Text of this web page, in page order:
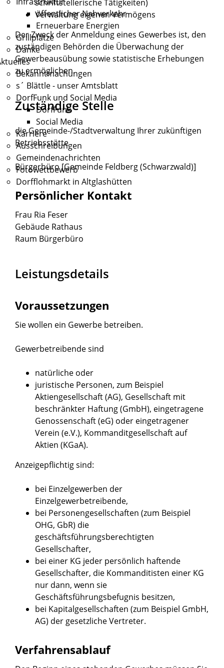
öffentlicher Nahverkehr
Erneuerbare Energien
Grillplätze
Danke
Bekanntmachungen
s´ Blättle - unser Amtsblatt
DorfFunk und Social Media
DorfFunk
Social Media
Karriere
Ausschreibungen
Gemeindenachrichten
Fotowettbewerb
Dorfflohmarkt in Altglashütten
schriftstellerische Tätigkeiten)
Verwaltung eigenen Vermögens
Der Zweck der Anmeldung eines Gewerbes ist, den
zuständigen Behörden die Überwachung der
Gewerbeausübung sowie statistische Erhebungen
zu ermöglichen.
Zuständige Stelle
die Gemeinde-/Stadtverwaltung Ihrer zukünftigen
Betriebsstätte
Bürgerbüro [Gemeinde Feldberg (Schwarzwald)]
Persönlicher Kontakt
Frau Ria Feser
Gebäude Rathaus
Raum Bürgerbüro
Leistungsdetails
Voraussetzungen
Sie wollen ein Gewerbe betreiben.
Gewerbetreibende sind
natürliche oder
juristische Personen, zum Beispiel
Aktiengesellschaft (AG), Gesellschaft mit
beschränkter Haftung (GmbH), eingetragene
Genossenschaft (eG) oder eingetragener
Verein (e.V.), Kommanditgesellschaft auf
Aktien (KGaA).
Anzeigepflichtig sind:
bei Einzelgewerben der
Einzelgewerbetreibende,
bei Personengesellschaften (zum Beispiel
OHG, GbR) die
geschäftsführungsberechtigten
Gesellschafter,
bei einer KG jeder persönlich haftende
Gesellschafter, die Kommanditisten einer KG
nur dann, wenn sie
Geschäftsführungsbefugnis besitzen,
bei Kapitalgesellschaften (zum Beispiel GmbH,
AG) der gesetzliche Vertreter.
Verfahrensablauf